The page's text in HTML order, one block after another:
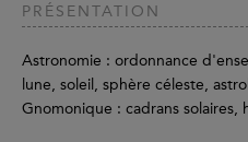
PRÉSENTATION
Astronomie : ordonnance
lune, soleil, sphère céleste,
Gnomonique : cadrans solaires,